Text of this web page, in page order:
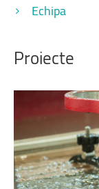
Echipa
Proiecte